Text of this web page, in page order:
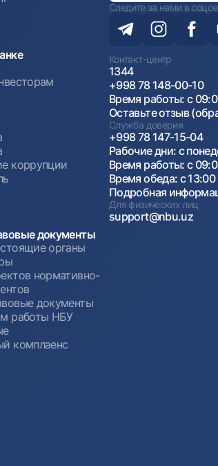
коррупции
документы
органы
нормативно-
документы
работы НБУ
комплаенс
Следите за нами в
Контакт-центр
1344
+998 78 148-00-10
Время работы: с
Оставьте отзыв
Служба доверия
+998 78 147-15-04
Рабочие дни: с
Время работы: с
Время обеда: с
Подробная
Для физических лиц
support@nbu.uz